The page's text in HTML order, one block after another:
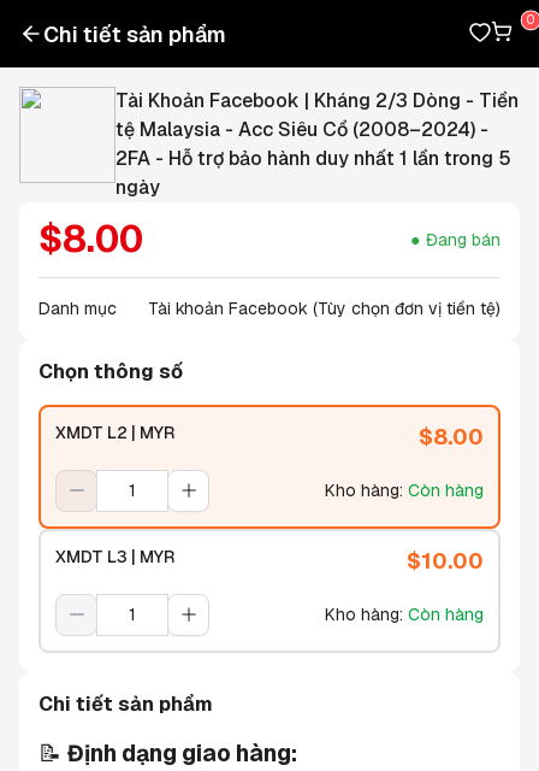
Chi tiết sản phẩm
Tài Khoản Facebook | Kháng 2/3 Dòng - Tiền
tệ Malaysia - Acc Siêu Cổ (2008–2024) -
2FA - Hỗ trợ bảo hành duy nhất 1 lần trong 5
ngày
$8.00 Đang bán
Danh mục Tài khoản Facebook (Tùy chọn đơn vị tiền tệ)
Chọn thông số
XMDT L2 | MYR $8.00
Kho hàng: Còn hàng
XMDT L3 | MYR $10.00
Kho hàng: Còn hàng
Chi tiết sản phẩm
📝 Định dạng giao hàng: